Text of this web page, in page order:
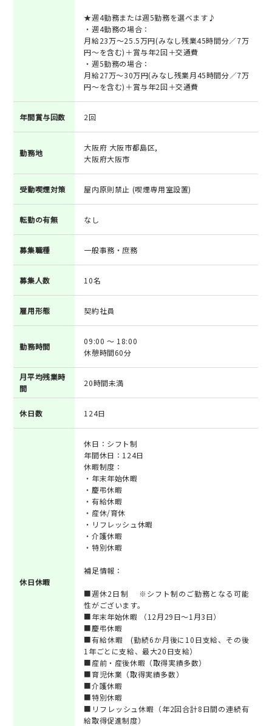
★週4勤務または週5勤務を選べます♪
・週4勤務の場合：
月給23万～25.5万円(みなし残業45時間分／7万
円～を含む)＋賞与年2回＋交通費
・週5勤務の場合：
月給27万～30万円(みなし残業月45時間分／7万
円～を含む)＋賞与年2回＋交通費
年間賞与回数 2回
勤務地
大阪府 大阪市都島区,
大阪府大阪市
受動喫煙対策 屋内原則禁止 (喫煙専用室設置)
転勤の有無 なし
募集職種 一般事務・庶務
募集人数 10名
雇用形態 契約社員
勤務時間
09:00 ～ 18:00
休憩時間60分
月平均残業時
間
20時間未満
休日数 124日
休日休暇
休日：シフト制
年間休日：124日
休暇制度：
・年末年始休暇
・慶弔休暇
・有給休暇
・産休/育休
・リフレッシュ休暇
・介護休暇
・特別休暇
補足情報：
■週休2日制 ※シフト制のご勤務となる可能
性がございます。
■年末年始休暇 （12月29日～1月3日）
■慶弔休暇
■有給休暇 (勤続6か月後に10日支給、その後
1年ごとに支給、最大20日支給）
■産前・産後休暇（取得実績多数）
■育児休業（取得実績多数）
■介護休暇
■特別休暇
■リフレッシュ休暇（年2回合計8日間の連続有
給取得促進制度）